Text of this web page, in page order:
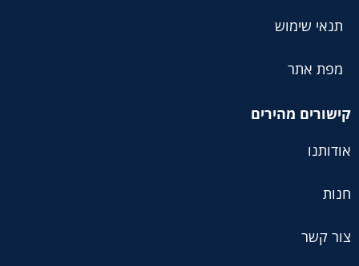
תנאי שימוש
מפת אתר
קישורים מהירים
אודותנו
חנות
צור קשר